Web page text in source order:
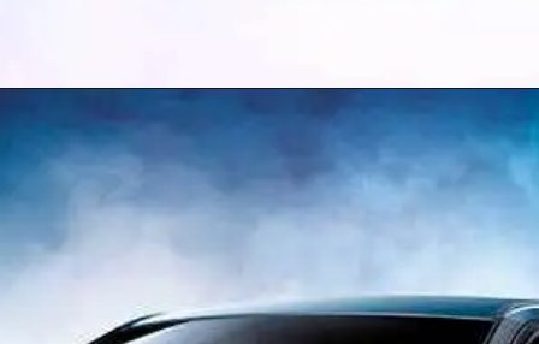
https://zeenews.india.com/hindi/auto-news/tvs-motor-company-reportedly-readying-to-launch-all-new-zeppelin-r-cruiser-mototcycle-in-india/1207371